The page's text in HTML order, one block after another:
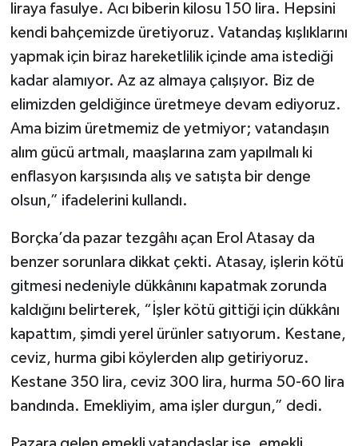
liraya fasulye. Acı biberin kilosu 150 lira. Hepsini
kendi bahçemizde üretiyoruz. Vatandaş kışlıklarını
yapmak için biraz hareketlilik içinde ama istediği
kadar alamıyor. Az az almaya çalışıyor. Biz de
elimizden geldiğince üretmeye devam ediyoruz.
Ama bizim üretmemiz de yetmiyor; vatandaşın
alım gücü artmalı, maaşlarına zam yapılmalı ki
enflasyon karşısında alış ve satışta bir denge
olsun,” ifadelerini kullandı.
Borçka’da pazar tezgâhı açan Erol Atasay da
benzer sorunlara dikkat çekti. Atasay, işlerin kötü
gitmesi nedeniyle dükkânını kapatmak zorunda
kaldığını belirterek, “İşler kötü gittiği için dükkânı
kapattım, şimdi yerel ürünler satıyorum. Kestane,
ceviz, hurma gibi köylerden alıp getiriyoruz.
Kestane 350 lira, ceviz 300 lira, hurma 50-60 lira
bandında. Emekliyim, ama işler durgun,” dedi.